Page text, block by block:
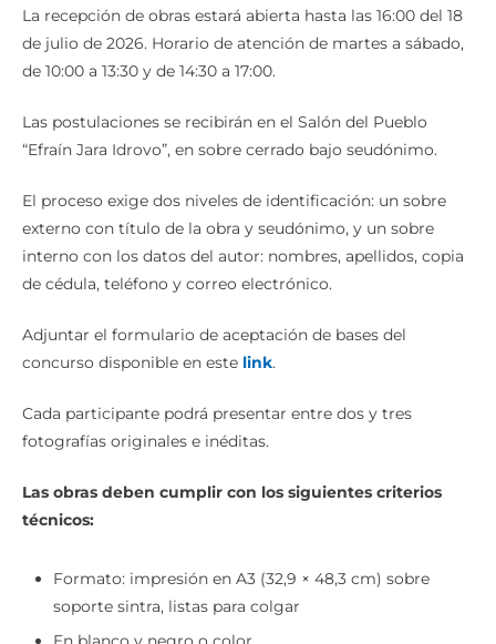
La recepción de obras estará abierta hasta las 16:00 del 18
de julio de 2026. Horario de atención de martes a sábado,
de 10:00 a 13:30 y de 14:30 a 17:00.
Las postulaciones se recibirán en el Salón del Pueblo
“Efraín Jara Idrovo”, en sobre cerrado bajo seudónimo.
El proceso exige dos niveles de identificación: un sobre
externo con título de la obra y seudónimo, y un sobre
interno con los datos del autor: nombres, apellidos, copia
de cédula, teléfono y correo electrónico.
Adjuntar el formulario de aceptación de bases del
concurso disponible en este link.
Cada participante podrá presentar entre dos y tres
fotografías originales e inéditas.
Las obras deben cumplir con los siguientes criterios
técnicos:
Formato: impresión en A3 (32,9 × 48,3 cm) sobre
soporte sintra, listas para colgar